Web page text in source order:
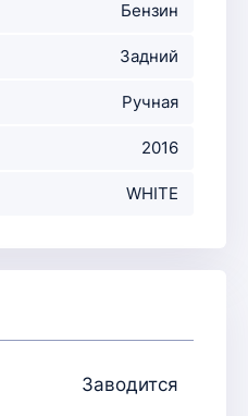
Бензин
Задний
Ручная
2016
WHITE
Заводится